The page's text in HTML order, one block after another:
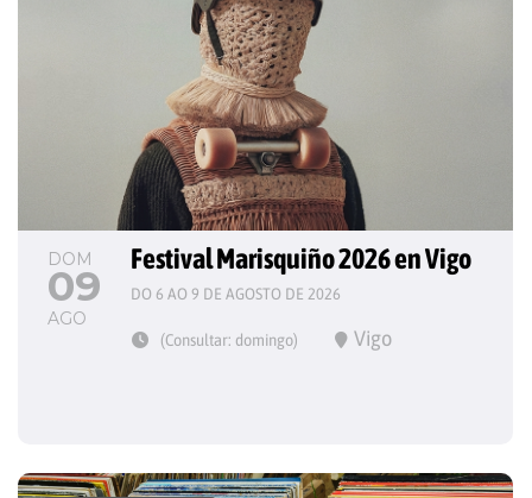
DOM
09
AGO
Festival Marisquiño 2026 en Vigo
DO 6 AO 9 DE AGOSTO DE 2026
(Consultar: domingo) Vigo